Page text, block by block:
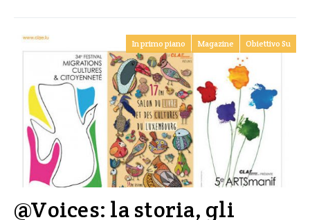
In primo piano Magazine Obiettivo Su
@Voices: la storia, gli